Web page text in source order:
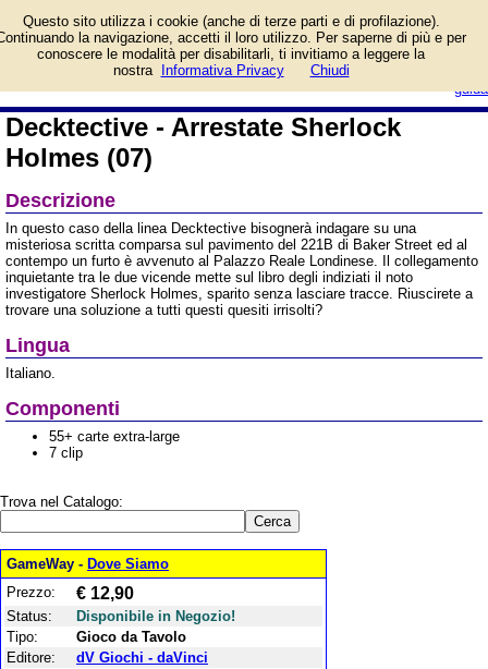
guida
Decktective - Arrestate
Sherlock Holmes (07) e
prezzo di vendita. Prodotto da dV
Decktective - Arrestate Sherlock
Holmes (07)
Descrizione
In questo caso della linea Decktective bisognerà indagare su una
misteriosa scritta comparsa sul pavimento del 221B di Baker Street ed al
contempo un furto è avvenuto al Palazzo Reale Londinese. Il collegamento
inquietante tra le due vicende mette sul libro degli indiziati il noto
investigatore Sherlock Holmes, sparito senza lasciare tracce. Riuscirete a
trovare una soluzione a tutti questi quesiti irrisolti?
Lingua
Italiano.
Componenti
55+ carte extra-large
7 clip
Trova nel Catalogo:
GameWay - Dove Siamo
Prezzo:
€ 12,90
Status:
Disponibile in Negozio!
Tipo:
Gioco da Tavolo
Editore:
dV Giochi - daVinci
Questo sito utilizza i cookie (anche di terze parti e di profilazione).
la navigazione, accetti il loro utilizzo. Per saperne di più e per
conoscere le modalità per disabilitarli, ti invitiamo a leggere la
nostra
Informativa Privacy Chiudi